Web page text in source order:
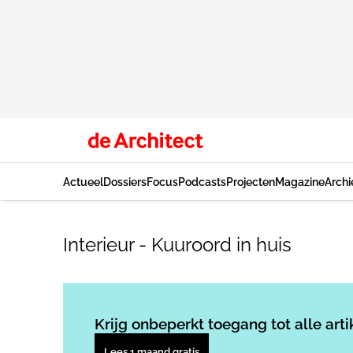
ActueelDossiersFocusPodcastsProjectenMagazine
Interieur - Kuuroord in huis
Krijg onbeperkt toegang tot alle